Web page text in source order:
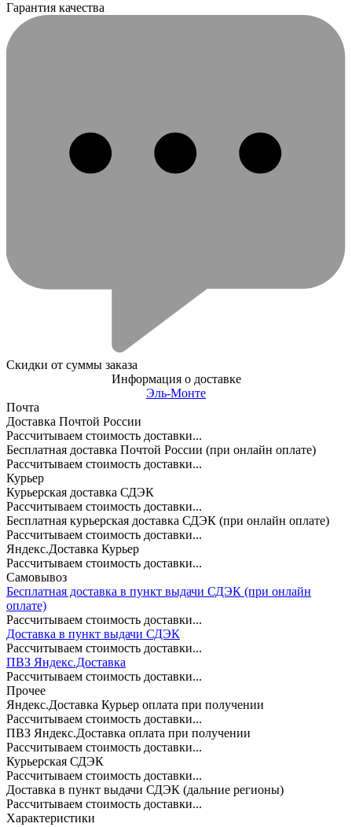
Гарантия качества
Скидки от суммы заказа
Информация о доставке
Эль-Монте
Почта
Доставка Почтой России
Рассчитываем стоимость доставки...
Бесплатная доставка Почтой России (при онлайн оплате)
Рассчитываем стоимость доставки...
Курьер
Курьерская доставка СДЭК
Рассчитываем стоимость доставки...
Бесплатная курьерская доставка СДЭК (при онлайн оплате)
Рассчитываем стоимость доставки...
Яндекс.Доставка Курьер
Рассчитываем стоимость доставки...
Самовывоз
Бесплатная доставка в пункт выдачи СДЭК (при онлайн
оплате)
Рассчитываем стоимость доставки...
Доставка в пункт выдачи СДЭК
Рассчитываем стоимость доставки...
ПВЗ Яндекс.Доставка
Рассчитываем стоимость доставки...
Прочее
Яндекс.Доставка Курьер оплата при получении
Рассчитываем стоимость доставки...
ПВЗ Яндекс.Доставка оплата при получении
Рассчитываем стоимость доставки...
Курьерская СДЭК
Рассчитываем стоимость доставки...
Доставка в пункт выдачи СДЭК (дальние регионы)
Рассчитываем стоимость доставки...
Характеристики